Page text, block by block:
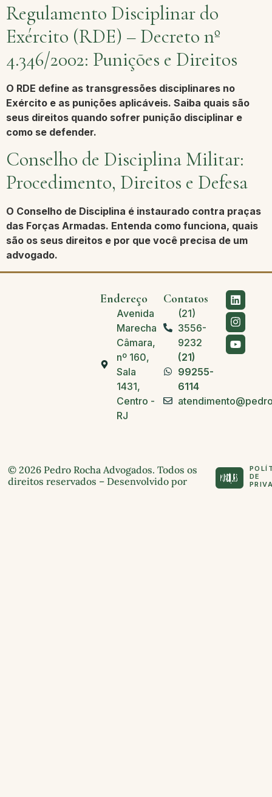
Regulamento Disciplinar do
Exército (RDE) – Decreto nº
4.346/2002: Punições e Direitos
O RDE define as transgressões disciplinares no
Exército e as punições aplicáveis. Saiba quais são
seus direitos quando sofrer punição disciplinar e
como se defender.
Conselho de Disciplina Militar:
Procedimento, Direitos e Defesa
O Conselho de Disciplina é instaurado contra praças
das Forças Armadas. Entenda como funciona, quais
são os seus direitos e por que você precisa de um
advogado.
Endereço
Avenida
Marechal
Câmara,
nº 160,
Sala
1431,
Centro -
RJ
Contatos
(21)
3556-
9232
(21)
99255-
6114
© 2026 Pedro Rocha Advogados. Todos os
direitos reservados – Desenvolvido por
DE